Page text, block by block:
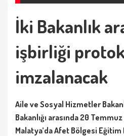
İki Bakanlık
işbirliği
imzalanacak
Aile ve Sosyal Hizmetler
Bakanlığı arasında 20
Malatya’da Afet Bölgesi